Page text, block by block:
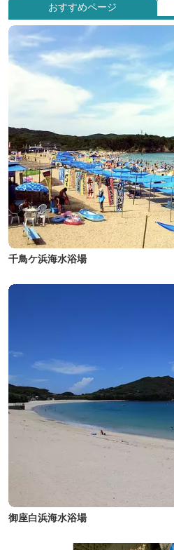
おすすめページ
千鳥ケ浜海水浴場
御座白浜海水浴場